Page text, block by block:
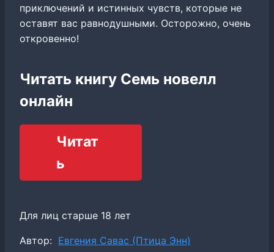
приключений и истинных чувств, которые не
оставят вас равнодушными. Осторожно, очень
откровенно!
Читать книгу Семь новелл
онлайн
Читат
ь
Для лиц старше 18 лет
Метки
Автор: Евгения Савас (Птица Энн)